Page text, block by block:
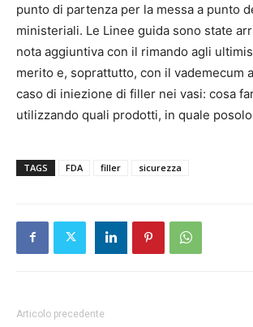
punto di partenza per la messa a punto
ministeriali. Le Linee guida sono state
nota aggiuntiva con il rimando agli
merito e, soprattutto, con il vademecum
caso di iniezione di filler nei vasi: cosa
utilizzando quali prodotti, in quale
TAGS FDA filler sicurezza
Articolo precedente